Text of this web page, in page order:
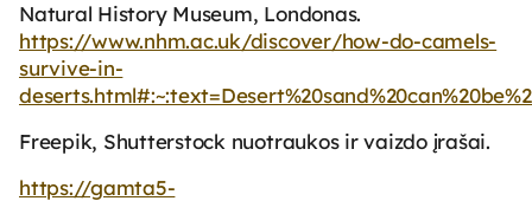
Natural History Museum, Londonas.
https://www.nhm.ac.uk/discover/how-do-camels-
survive-in-
Freepik, Shutterstock nuotraukos ir vaizdo įrašai.
https://gamta5-